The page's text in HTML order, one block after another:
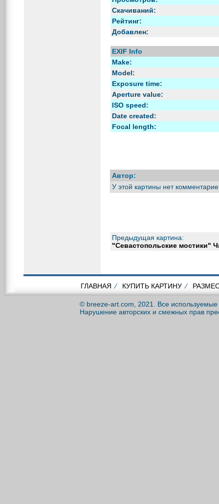
Скачиваний:
Рейтинг:
Добавлен:
EXIF Info
Make:
Model:
Exposure time:
Aperture value:
ISO speed:
Date created:
Focal length:
Автор:
У этой картины нет
Предыдущая картина:
"Севастопольские мостики"
ГЛАВНАЯ ⁄ КУПИТЬ КАРТИНУ⁄
© breeze-art.com, 2021. Все
Нарушение авторских и смежных прав